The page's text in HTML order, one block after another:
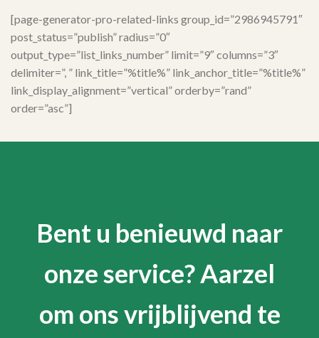
[page-generator-pro-related-links group_id=”2986945791″
post_status=”publish” radius=”0″
output_type=”list_links_number” limit=”9″ columns=”3″
delimiter=”, ” link_title=”%title%” link_anchor_title=”%title%”
link_display_alignment=”vertical” orderby=”rand”
order=”asc”]
Bent u benieuwd naar
onze service? Aarzel
om ons vrijblijvend te